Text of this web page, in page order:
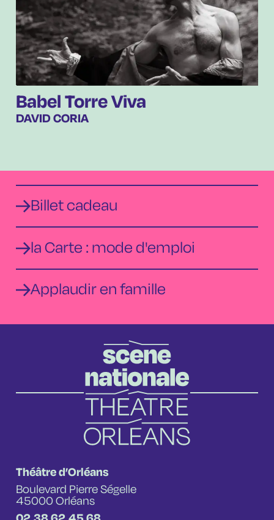
Babel Torre Viva
DAVID CORIA
Billet cadeau
la Carte : mode d'emploi
Applaudir en famille
Théâtre d’Orléans
Boulevard Pierre Ségelle
45000 Orléans